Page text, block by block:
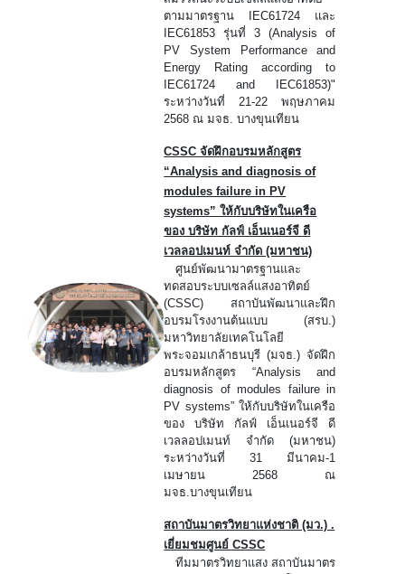
ตามมาตรฐาน IEC61724 และ
IEC61853 รุ่นที่ 3 (Analysis of
PV System Performance and
Energy Rating according to
IEC61724 and IEC61853)"
ระหว่างวันที่ 21-22 พฤษภาคม
2568 ณ มจธ. บางขุนเทียน
CSSC จัดฝึกอบรมหลักสูตร
“Analysis and diagnosis of
modules failure in PV
systems” ให้กับบริษัทในเครือ
ของ บริษัท กัลฟ์ เอ็นเนอร์จี ดี
เวลลอปเมนท์ จำกัด (มหาชน)
ศูนย์พัฒนามาตรฐานและ
ทดสอบระบบเซลล์แสงอาทิตย์
(CSSC) สถาบันพัฒนาและฝึก
อบรมโรงงานต้นแบบ (สรบ.)
มหาวิทยาลัยเทคโนโลยี
พระจอมเกล้าธนบุรี (มจธ.) จัดฝึก
อบรมหลักสูตร “Analysis and
diagnosis of modules failure in
PV systems” ให้กับบริษัทในเครือ
ของ บริษัท กัลฟ์ เอ็นเนอร์จี ดี
เวลลอปเมนท์ จำกัด (มหาชน)
ระหว่างวันที่ 31 มีนาคม-1
เมษายน 2568 ณ
มจธ.บางขุนเทียน
สถาบันมาตรวิทยาแห่งชาติ (มว.) .
เยี่ยมชมศูนย์ CSSC
ทีมมาตรวิทยาแสง สถาบันมาตร